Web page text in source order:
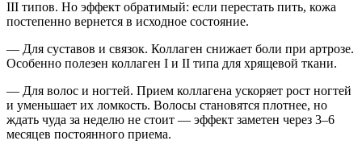
III типов. Но эффект обратимый: если перестать пить, кожа
постепенно вернется в исходное состояние.
— Для суставов и связок. Коллаген снижает боли при артрозе.
Особенно полезен коллаген I и II типа для хрящевой ткани.
— Для волос и ногтей. Прием коллагена ускоряет рост ногтей
и уменьшает их ломкость. Волосы становятся плотнее, но
ждать чуда за неделю не стоит — эффект заметен через 3–6
месяцев постоянного приема.